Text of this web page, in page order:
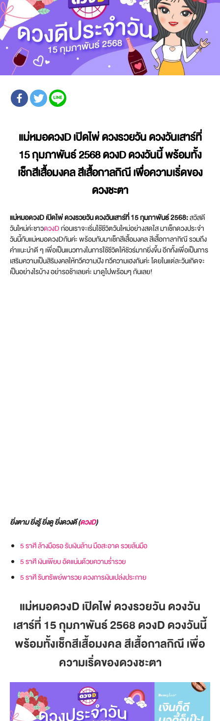
แม่หมอดวงD เปิดไพ่ ดวงรวยวัน ดวงวันเสาร์ที่
15 กุมภาพันธ์ 2568ดวงD ดวงวันนี้ พร้อมทั้ง
เช็กสีเสื้อมงคล สีเสื้อกาลกิณี เพื่อความเริ่ดของ
ดวงชะตา
แม่หมอดวงD เปิดไพ่ ดวงรวยวัน ดวงวันเสาร์ที่ 15 กุมภาพันธ์ 2568:สวัสดี
วันใหม่ค่ะชาวดวงDก่อนเราจะเริ่มใช้ชีวิตวันใหม่อย่างสดใส มาเช็กดวงประจำ
วันนี้กับแม่หมอดวงDกันค่ะ พร้อมกับมาเช็กสีเสื้อมงคล สีเสื้อกาลากิณี รวมถึง
คำแนะนำดี ๆ เพื่อเป็นแนวทางในการใช้ชีวิตให้ชัวร์มากยิ่งขึ้น อีกทั้งเพื่อเป็นการ
เสริมความเป็นสิริมงคลให้ทวีความปัง ทวีความเฮงกันค่ะ โดยในแต่ละวันเกิดจะ
เป็นอย่างไรบ้าง อย่ารอช้าเลยค่ะ มาดูไปพร้อมๆ กันเลย!
ยิ่งตาม ยิ่งรู้ ยิ่งดู ยิ่งดวงดี (ดวงD)
5 ราศี ล้างมือรอ รับเงินล้าน มือสะอาด รวยล้นมือ
5 ราศี เงินเพียบ อัดแน่นด้วยความร่ำรวย
5 ราศี รับทรัพย์พารวย ดวงการเงินเปล่งประกาย
แม่หมอดวงD เปิดไพ่ ดวงรวยวัน ดวงวัน
เสาร์ที่ 15 กุมภาพันธ์ 2568ดวงD ดวงวันนี้
พร้อมทั้งเช็กสีเสื้อมงคล สีเสื้อกาลกิณี เพื่อ
ความเริ่ดของดวงชะตา